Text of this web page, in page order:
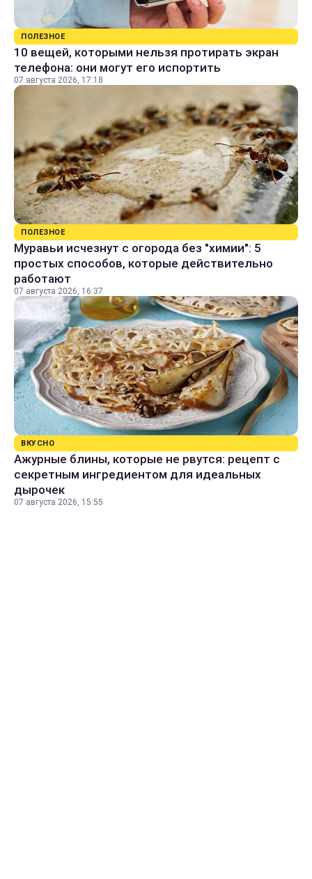
ПОЛЕЗНОЕ
10 вещей, которыми нельзя протирать экран
телефона: они могут его испортить
07 августа 2026, 17:18
ПОЛЕЗНОЕ
Муравьи исчезнут с огорода без "химии": 5
простых способов, которые действительно
работают
07 августа 2026, 16:37
ВКУСНО
Ажурные блины, которые не рвутся: рецепт с
секретным ингредиентом для идеальных
дырочек
07 августа 2026, 15:55